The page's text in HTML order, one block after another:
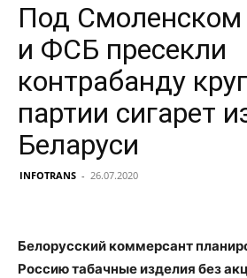
Под
и ФСБ пресекли
контрабанду
партии сигарет
Беларуси
INFOTRANS - 26.07.2020
Белорусский коммерсант
Россию табачные изделия без